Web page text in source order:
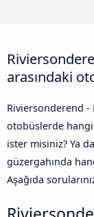
arasındaki
Riviersonderend -
otobüslerde hangi
ister misiniz? Ya
güzergahında
Aşağıda